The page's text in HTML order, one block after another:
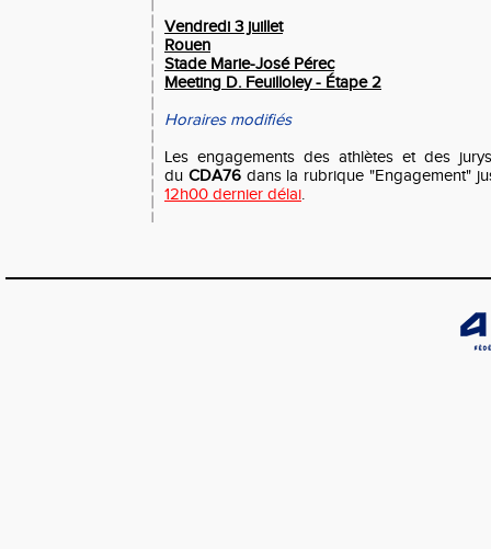
Vendredi 3 juillet
Rouen
Stade Marie-José Pérec
Meeting D. Feuilloley - Étape 2
Horaires modifiés
Les engagements des athlètes et des
du CDA76dans la rubrique "Engagement"
12h00 dernier délai.